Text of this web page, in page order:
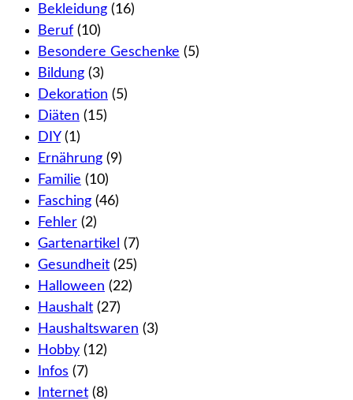
Bekleidung (16)
Beruf (10)
Besondere Geschenke (5)
Bildung (3)
Dekoration (5)
Diäten (15)
DIY (1)
Ernährung (9)
Familie (10)
Fasching (46)
Fehler (2)
Gartenartikel (7)
Gesundheit (25)
Halloween (22)
Haushalt (27)
Haushaltswaren (3)
Hobby (12)
Infos (7)
Internet (8)